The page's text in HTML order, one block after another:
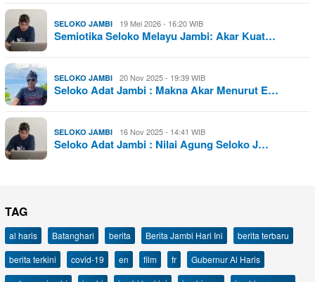
SELOKO JAMBI 19 Mei 2026 - 16:20 WIB
Semiotika Seloko Melayu Jambi: Akar Kuat…
SELOKO JAMBI 20 Nov 2025 - 19:39 WIB
Seloko Adat Jambi : Makna Akar Menurut E…
SELOKO JAMBI 16 Nov 2025 - 14:41 WIB
Seloko Adat Jambi : Nilai Agung Seloko J…
TAG
al haris Batanghari berita Berita Jambi Hari Ini
berita terbaru
berita terkini
covid-19 en film fr
Gubernur Al Haris